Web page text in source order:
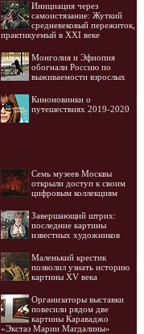
Инициация через
самоистязание: Жуткий
средневековый пережиток,
практикуемый в XXI веке
Монголия и Эфиопия
обогнали Россию по
выживаемости взрослых
Киноновинки о
путешествиях 2019-2020
Семь музеев Москвы
открыли доступ к своим
цифровым коллекциям
Завершающий штрих:
последние картины
известных художников
Маленький крестик
позволил узнать историю
картины XV века
Организаторы выставки
повесили рядом две
картины Караваджо
«Экстаз Марии Магдалины»